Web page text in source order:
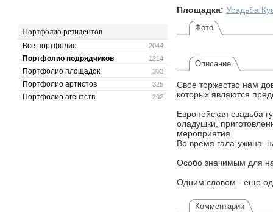
Портфолио резидентов
2044
Все портфолио
1214
Портфолио подрядчиков
303
Портфолио площадок
325
Портфолио артистов
202
Портфолио агентств
Площадка: Усадьба
Фото
Описание
Свое торжество нам
которых являются
Европейская свадьба
оладушки,
мероприятия.
Во время гала-ужина
Особо значимым для
Одним словом - еще
Комментарии